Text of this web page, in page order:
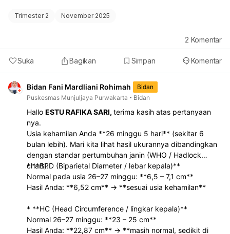
Trimester 2 November 2025
Suka Bagikan Simpan Komentar
2 Komentar
Bidan Fani Mardliani Rohimah
Bidan
Puskesmas Munjuljaya Purwakarta
Bidan
Hallo ESTU RAFIKA SARI, terima kasih atas pertanyaan
nya.
Usia kehamilan Anda **26 minggu 5 hari** (sekitar 6
bulan lebih). Mari kita lihat hasil ukurannya dibandingkan
dengan standar pertumbuhan janin (WHO / Hadlock
chart):
* **BPD (Biparietal Diameter / lebar kepala)**
Normal pada usia 26–27 minggu: **6,5 – 7,1 cm**
Hasil Anda: **6,52 cm** → **sesuai usia kehamilan**
* **HC (Head Circumference / lingkar kepala)**
Normal 26–27 minggu: **23 – 25 cm**
Hasil Anda: **22,87 cm** → **masih normal, sedikit di